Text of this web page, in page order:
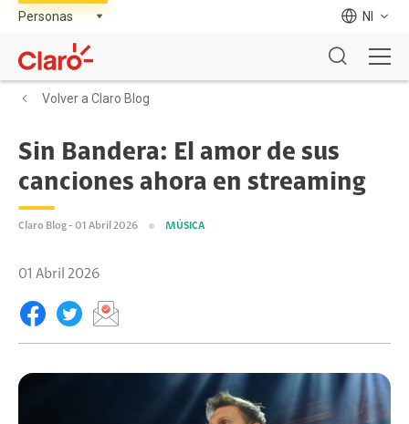
NI
Volver a Claro Blog
Sin Bandera: El amor de sus
canciones ahora en streaming
Claro Blog - 01 Abril 2026 MÚSICA
01 Abril 2026